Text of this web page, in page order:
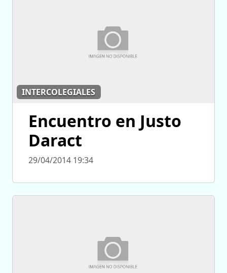
INTERCOLEGIALES
Encuentro en Justo
Daract
29/04/2014 19:34